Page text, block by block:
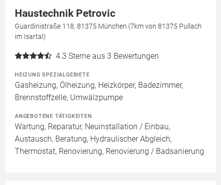
Haustechnik Petrovic
Guardinistraße 118, 81375 München (7km von 81375 Pullach
im Isartal)
4.3 Sterne aus 3 Bewertungen
HEIZUNG SPEZIALGEBIETE
Gasheizung, Ölheizung, Heizkörper, Badezimmer,
Brennstoffzelle, Umwälzpumpe
ANGEBOTENE TÄTIGKEITEN
Wartung, Reparatur, Neuinstallation / Einbau,
Austausch, Beratung, Hydraulischer Abgleich,
Thermostat, Renovierung, Renovierung / Badsanierung